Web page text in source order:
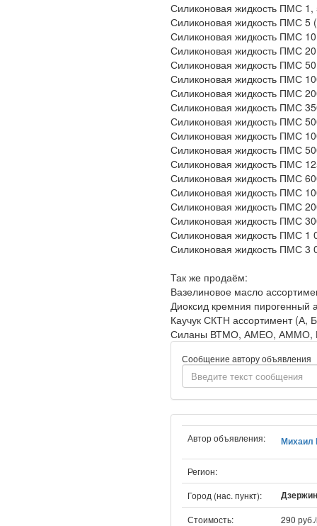
Силиконовая жидкость ПМС 1,
Силиконовая жидкость ПМС 5
Силиконовая жидкость ПМС 10
Силиконовая жидкость ПМС 20
Силиконовая жидкость ПМС 50
Силиконовая жидкость ПМС
Силиконовая жидкость ПМС
Силиконовая жидкость ПМС
Силиконовая жидкость ПМС
Силиконовая жидкость ПМС
Силиконовая жидкость ПМС
Силиконовая жидкость ПМС
Силиконовая жидкость ПМС
Силиконовая жидкость ПМС
Силиконовая жидкость ПМС
Силиконовая жидкость ПМС
Силиконовая жидкость ПМС 1
Силиконовая жидкость ПМС 3
Так же продаём:
Вазелиновое масло
Диоксид кремния
Каучук СКТН ассортимент (А,
Силаны ВТМО, АМЕО, АММО,
Сообщение автору объявления
Автор объявления: Михаил
Регион:
Город (нас. пункт):
Стоимость:
290